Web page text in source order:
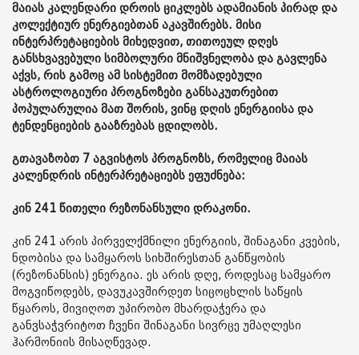
მაიას კალენდარი დროის ციკლებს ადამიანის პირად და
კოლექტიურ ენერგიებთან აკავშირებს. მისი
ინტერპრეტაციების მიხედვით, თითოეულ დღეს
განსხვავებული სიმბოლური მნიშვნელობა და გავლენა
აქვს, რის გამოც ამ სისტემით მომზადებული
ასტროლოგიური პროგნოზები განსაკუთრებით
პოპულარულია მათ შორის, ვინც დღის ენერგიისა და
ტენდენციების გააზრებას ცდილობს.
გთავაზობთ 7 აგვისტოს პროგნოზს, რომელიც მაიას
კალენდრის ინტერპრეტაციებს ეფუძნება:
კინ 241 წითელი რეზონანსული დრაკონი.
კინ 241 არის პირველქმნილი ენერგიის, შინაგანი კვების,
ნდობისა და სამყაროს სიხშირესთან განწყობის
(რეზონანსის) ენერგია. ეს არის დღე, როდესაც სამყარო
მოგვიწოდებს, დავუკავშირდეთ სიცოცხლის საწყის
წყაროს, მივიღოთ უპირობო მხარდაჭერა და
განვსაჭვრიტოთ ჩვენი შინაგანი სივრცე უმაღლესი
ჰარმონიის მისაღწევად.